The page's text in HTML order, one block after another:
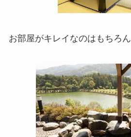
お部屋がキレイなのはもちろん